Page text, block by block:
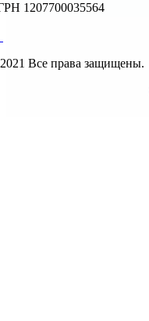
1207700035564
Все права защищены.